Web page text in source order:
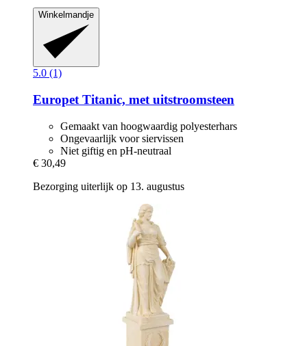
Winkelmandje
5.0 (1)
Europet Titanic, met uitstroomsteen
Gemaakt van hoogwaardig polyesterhars
Ongevaarlijk voor siervissen
Niet giftig en pH-neutraal
€ 30,49
Bezorging uiterlijk op 13. augustus